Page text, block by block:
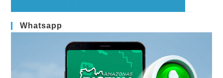
Whatsapp